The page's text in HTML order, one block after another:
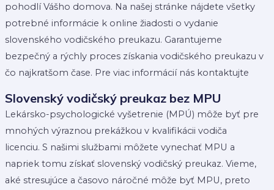
pohodlí Vášho domova. Na našej stránke nájdete všetky
potrebné informácie k online žiadosti o vydanie
slovenského vodičského preukazu. Garantujeme
bezpečný a rýchly proces získania vodičského preukazu v
čo najkratšom čase. Pre viac informácií nás kontaktujte
Slovenský vodičský preukaz bez MPU
Lekársko-psychologické vyšetrenie (MPÚ) môže byť pre
mnohých výraznou prekážkou v kvalifikácii vodiča
licenciu. S našimi službami môžete vynechať MPU a
napriek tomu získať slovenský vodičský preukaz. Vieme,
aké stresujúce a časovo náročné môže byť MPU, preto